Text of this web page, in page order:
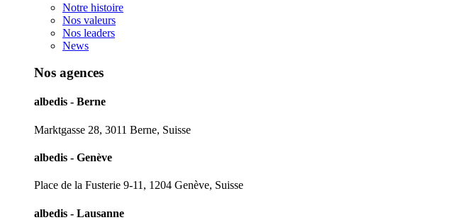
Notre histoire
Nos valeurs
Nos leaders
News
Nos agences
albedis - Berne
Marktgasse 28, 3011 Berne, Suisse
albedis - Genève
Place de la Fusterie 9-11, 1204 Genève, Suisse
albedis - Lausanne